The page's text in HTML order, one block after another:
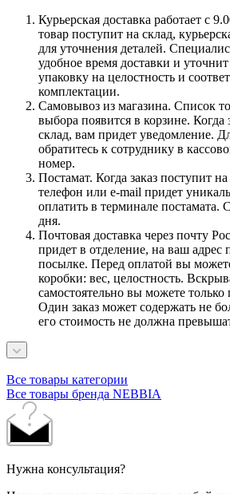
Курьерская доставка работает с
товар поступит на склад,
для уточнения деталей.
удобное время доставки и
упаковку на целостность и
комплектации.
Самовывоз из магазина. Список
выбора появится в корзине. Когда
склад, вам придет уведомление.
обратитесь к сотруднику в
номер.
Постамат. Когда заказ поступит
телефон или e-mail придет
оплатить в терминале
дня.
Почтовая доставка через почту
придет в отделение, на ваш адрес
посылке. Перед оплатой вы
коробки: вес, целостность.
самостоятельно вы можете только
Один заказ может содержать не
его стоимость не должна
Все товары категории
Все товары бренда NEBBIA
Нужна консультация?